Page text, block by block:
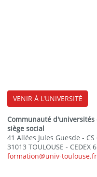
VENIR À L'UNIVERSITÉ
Communauté
siège social
41 Allées Jules Guesde - CS
31013 TOULOUSE - CEDEX 6
formation@univ-toulouse.fr